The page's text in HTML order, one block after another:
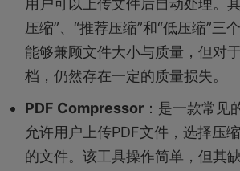
用户可以上传文件后自动处理。
压缩”、“推荐压缩”和“低压缩”三
能够兼顾文件大小与质量，但对
档，仍然存在一定的质量损失。
PDF Compressor ：是一款常见
允许用户上传PDF文件，选择压
的文件。该工具操作简单，但其